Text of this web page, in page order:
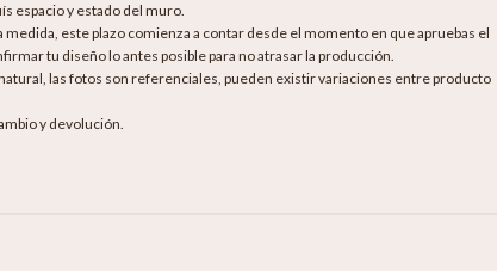
espacio y estado del muro.
este plazo comienza a contar desde el momento en que apruebas el
tu diseño lo antes posible para no atrasar la producción.
las fotos son referenciales, pueden existir variaciones entre producto
y devolución.